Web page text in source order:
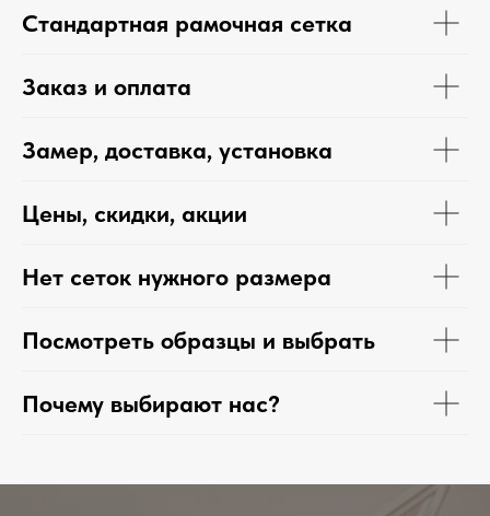
Стандартная рамочная сетка
Заказ и оплата
Замер, доставка, установка
Цены, скидки, акции
Нет сеток нужного размера
Посмотреть образцы и выбрать
Почему выбирают нас?